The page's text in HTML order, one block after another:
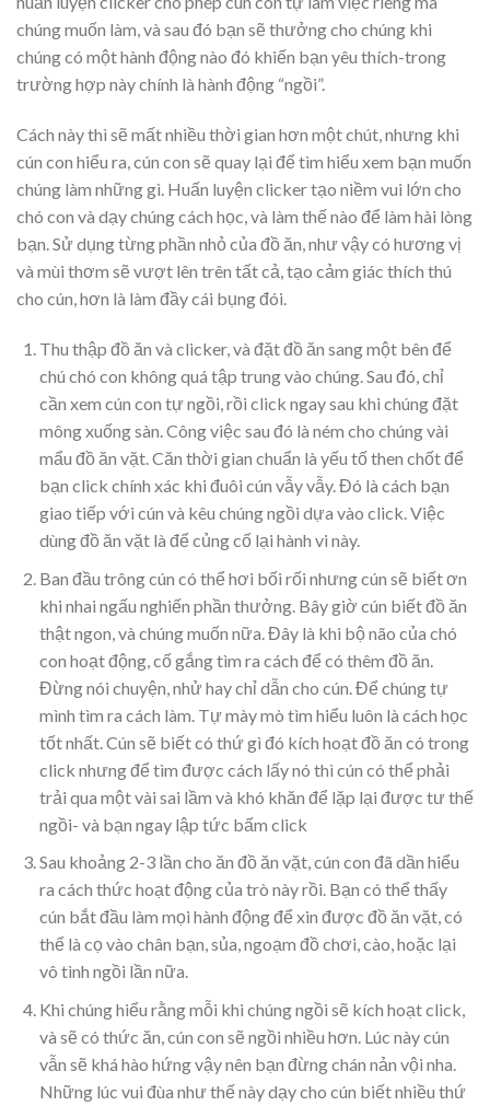
chúng muốn làm, và sau đó bạn sẽ thưởng cho chúng khi
chúng có một hành động nào đó khiến bạn yêu thích-trong
trường hợp này chính là hành động “ngồi”.
Cách này thì sẽ mất nhiều thời gian hơn một chút, nhưng khi
cún con hiểu ra, cún con sẽ quay lại để tìm hiểu xem bạn muốn
chúng làm những gì. Huấn luyện clicker tạo niềm vui lớn cho
chó con và dạy chúng cách học, và làm thế nào để làm hài lòng
bạn. Sử dụng từng phần nhỏ của đồ ăn, như vậy có hương vị
và mùi thơm sẽ vượt lên trên tất cả, tạo cảm giác thích thú
cho cún, hơn là làm đầy cái bụng đói.
Thu thập đồ ăn và clicker, và đặt đồ ăn sang một bên để
chú chó con không quá tập trung vào chúng. Sau đó, chỉ
cần xem cún con tự ngồi, rồi click ngay sau khi chúng đặt
mông xuống sàn. Công việc sau đó là ném cho chúng vài
mẩu đồ ăn vặt. Căn thời gian chuẩn là yếu tố then chốt để
bạn click chính xác khi đuôi cún vẫy vẫy. Đó là cách bạn
giao tiếp với cún và kêu chúng ngồi dựa vào click. Việc
dùng đồ ăn vặt là để củng cố lại hành vi này.
Ban đầu trông cún có thể hơi bối rối nhưng cún sẽ biết ơn
khi nhai ngấu nghiến phần thưởng. Bây giờ cún biết đồ ăn
thật ngon, và chúng muốn nữa. Đây là khi bộ não của chó
con hoạt động, cố gắng tìm ra cách để có thêm đồ ăn.
Đừng nói chuyện, nhử hay chỉ dẫn cho cún. Để chúng tự
mình tìm ra cách làm. Tự mày mò tìm hiểu luôn là cách học
tốt nhất. Cún sẽ biết có thứ gì đó kích hoạt đồ ăn có trong
click nhưng để tìm được cách lấy nó thì cún có thể phải
trải qua một vài sai lầm và khó khăn để lặp lại được tư thế
ngồi- và bạn ngay lập tức bấm click
Sau khoảng 2-3 lần cho ăn đồ ăn vặt, cún con đã dần hiểu
ra cách thức hoạt động của trò này rồi. Bạn có thể thấy
cún bắt đầu làm mọi hành động để xin được đồ ăn vặt, có
thể là cọ vào chân bạn, sủa, ngoạm đồ chơi, cào, hoặc lại
vô tình ngồi lần nữa.
Khi chúng hiểu rằng mỗi khi chúng ngồi sẽ kích hoạt click,
và sẽ có thức ăn, cún con sẽ ngồi nhiều hơn. Lúc này cún
vẫn sẽ khá hào hứng vậy nên bạn đừng chán nản vội nha.
Những lúc vui đùa như thế này dạy cho cún biết nhiều thứ